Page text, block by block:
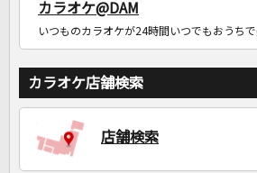
カラオケ@DAM
いつものカラオケが24時間いつでもおうちで
カラオケ店舗検索
店舗検索